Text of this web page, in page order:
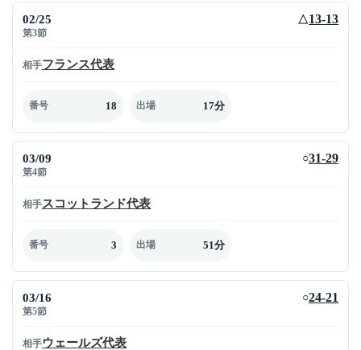
02/25
第3節
△13-13
相手フランス代表
番号 18 出場 17分
03/09
第4節
○31-29
相手スコットランド代表
番号 3 出場 51分
03/16
第5節
○24-21
相手ウェールズ代表